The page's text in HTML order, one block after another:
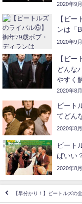
2020年9
【ビ
ンは「
2020年9
【ビ
どんな
やすく
2020年8
ビート
てどん
2020年8
ビート
ばいい
2020年8
【早分かり！】ビートルズの